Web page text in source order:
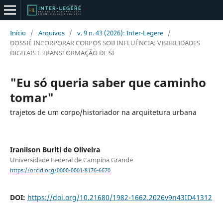
Início / Arquivos / v. 9 n. 43 (2026): Inter-Legere /
DOSSIÊ INCORPORAR CORPOS SOB INFLUÊNCIA: VISIBILIDADES
DIGITAIS E TRANSFORMAÇÃO DE SI
"Eu só queria saber que caminho
tomar"
trajetos de um corpo/historiador na arquitetura urbana
Iranilson Buriti de Oliveira
Universidade Federal de Campina Grande
https://orcid.org/0000-0001-8176-6670
DOI: https://doi.org/10.21680/1982-1662.2026v9n43ID41312